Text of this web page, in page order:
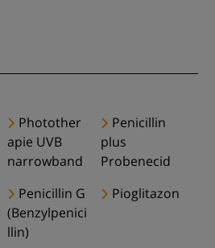
Photother
apie UVB
narrowband
Penicillin
plus
Probenecid
Penicillin G
(Benzylpenici
llin)
Pioglitazon